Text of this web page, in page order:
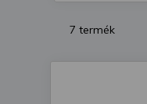
7 termék